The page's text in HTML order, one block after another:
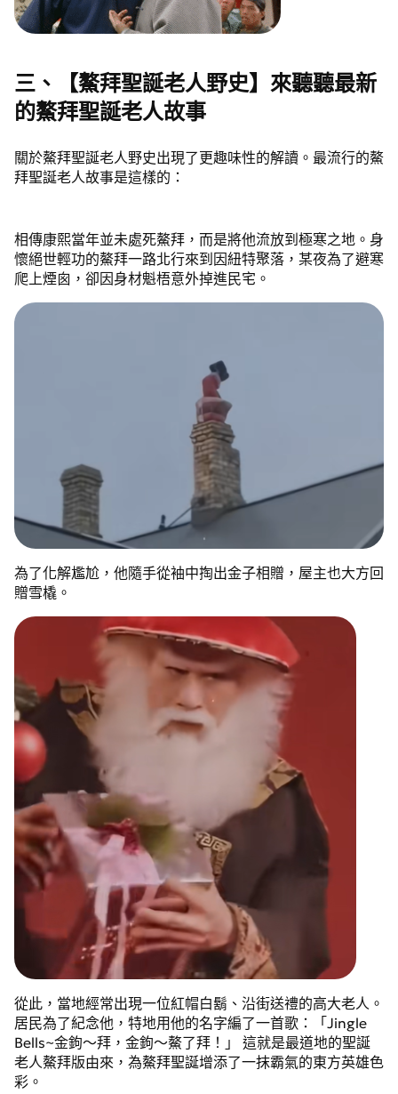
三、【鰲拜聖誕老人野史】來聽聽最新
的鰲拜聖誕老人故事
關於鰲拜聖誕老人野史出現了更趣味性的解讀。最流行的鰲
拜聖誕老人故事是這樣的：
相傳康熙當年並未處死鰲拜，而是將他流放到極寒之地。身
懷絕世輕功的鰲拜一路北行來到因紐特聚落，某夜為了避寒
爬上煙囪，卻因身材魁梧意外掉進民宅。
為了化解尷尬，他隨手從袖中掏出金子相贈，屋主也大方回
贈雪橇。
從此，當地經常出現一位紅帽白鬍、沿街送禮的高大老人。
居民為了紀念他，特地用他的名字編了一首歌：「Jingle
Bells~金鉤～拜，金鉤～鰲了拜！」 這就是最道地的聖誕
老人鰲拜版由來，為鰲拜聖誕增添了一抹霸氣的東方英雄色
彩。